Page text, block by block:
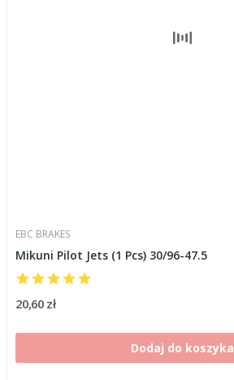
EBC BRAKES
Mikuni Pilot Jets (1 Pcs) 30/96-47.5
20,60 zł
Dodaj do koszyka